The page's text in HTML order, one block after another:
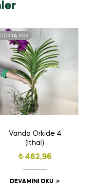
YOK
Vanda Orkide 4
(İthal)
₺462,96
DEVAMINI OKU